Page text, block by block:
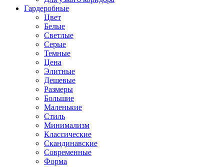
Гардеробные
Цвет
Белые
Светлые
Серые
Темные
Цена
Элитные
Дешевые
Размеры
Большие
Маленькие
Стиль
Минимализм
Классические
Скандинавские
Современные
Форма